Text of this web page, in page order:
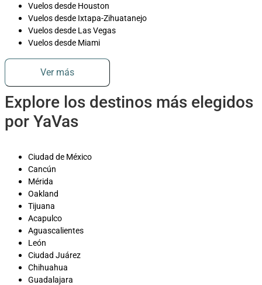
Vuelos desde Houston
Vuelos desde Ixtapa-Zihuatanejo
Vuelos desde Las Vegas
Vuelos desde Miami
Ver más
Explore los destinos más elegidos
por YaVas
Ciudad de México
Cancún
Mérida
Oakland
Tijuana
Acapulco
Aguascalientes
León
Ciudad Juárez
Chihuahua
Guadalajara